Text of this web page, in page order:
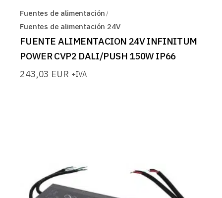
Fuentes de alimentación
Fuentes de alimentación 24V
FUENTE ALIMENTACION 24V INFINITUM
POWER CVP2 DALI/PUSH 150W IP66
243,03 EUR +IVA